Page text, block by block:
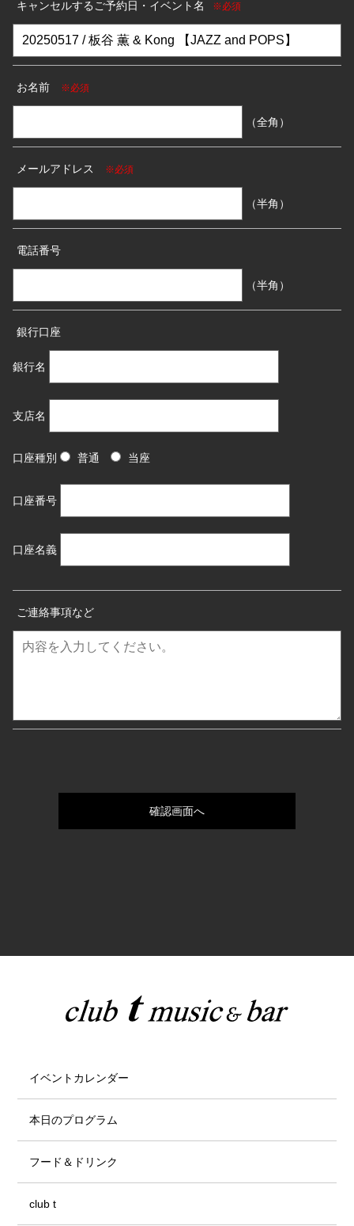
キャンセルするご予約日・イベント名 ※必須
お名前 ※必須
（全角）
メールアドレス ※必須
（半角）
電話番号
（半角）
銀行口座
銀行名
支店名
口座種別 普通 当座
口座番号
口座名義
ご連絡事項など
イベントカレンダー
本日のプログラム
フード＆ドリンク
club t